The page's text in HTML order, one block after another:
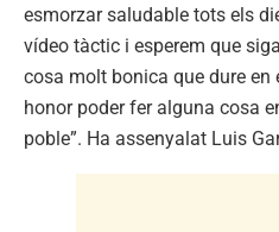
esmorzar saludable tots els
vídeo tàctic i esperem que
cosa molt bonica que dure en
honor poder fer alguna cosa
poble”. Ha assenyalat Luis